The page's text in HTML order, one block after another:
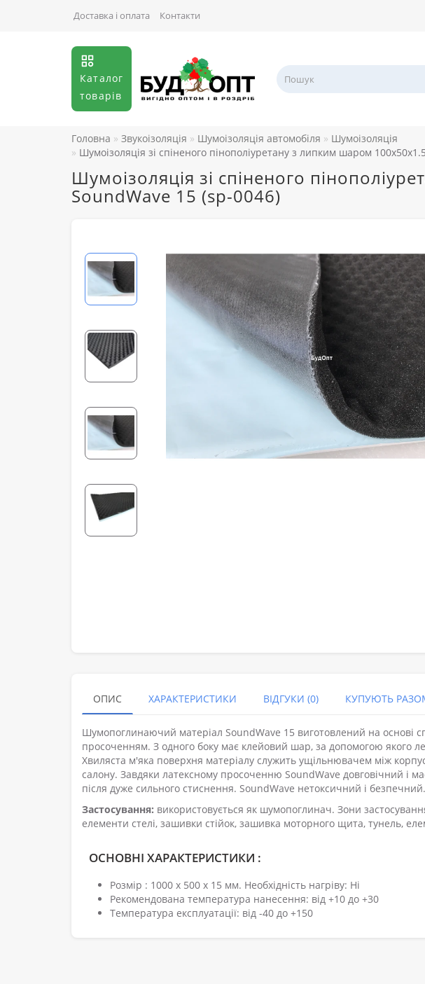
Доставка і оплата Контакти
Каталог
товарів
Головна Звукоізоляція Шумоізоляція автомобіля
Шумоізоляція
Шумоізоляція зі спіненого пінополіуретану з липким шаром
Шумоізоляція зі спіненого
SoundWave 15 (sp-0046)
ОПИС ХАРАКТЕРИСТИКИ ВІДГУКИ (0) КУПУЮТЬ
Шумопоглинаючий матеріал SoundWave 15 виготовлений на основі
просоченням. З одного боку має клейовий шар, за допомогою якого
Хвиляста м'яка поверхня матеріалу служить ущільнювачем між
салону. Завдяки латексному просоченню SoundWave довговічний і
після дуже сильного стиснення. SoundWave нетоксичний і безпечний.
Застосування: використовується як шумопоглинач. Зони
елементи стелі, зашивки стійок, зашивка моторного щита, тунель,
ОСНОВНІ ХАРАКТЕРИСТИКИ :
Розмір : 1000 х 500 х 15 мм. Необхідність нагріву: Ні
Рекомендована температура нанесення: від +10 до +30
Температура експлуатації: від -40 до +150